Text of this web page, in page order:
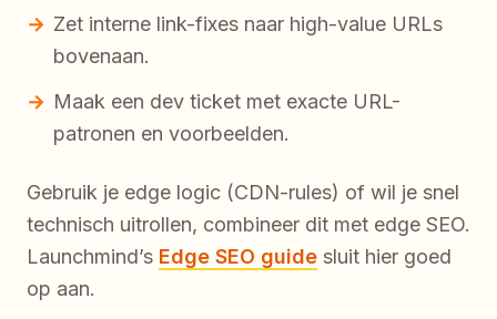
Zet interne link-fixes naar high-value URLs
bovenaan.
Maak een dev ticket met exacte URL-
patronen en voorbeelden.
Gebruik je edge logic (CDN-rules) of wil je snel
technisch uitrollen, combineer dit met edge SEO.
Launchmind’s Edge SEO guide sluit hier goed
op aan.